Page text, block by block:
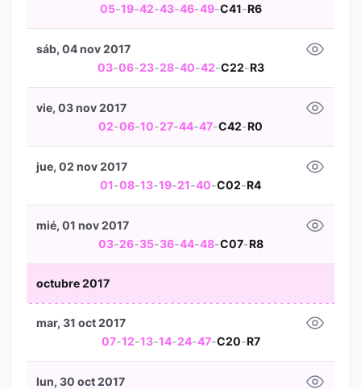
05-19-42-43-46-49-C41-R6
03-06-23-28-40-42-C22-R3
sáb, 04 nov 2017
02-06-10-27-44-47-C42-R0
vie, 03 nov 2017
01-08-13-19-21-40-C02-R4
jue, 02 nov 2017
03-26-35-36-44-48-C07-R8
mié, 01 nov 2017
octubre 2017
07-12-13-14-24-47-C20-R7
mar, 31 oct 2017
lun, 30 oct 2017